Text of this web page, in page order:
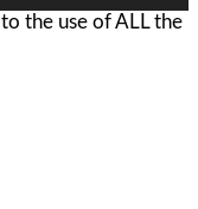
the use of ALL the